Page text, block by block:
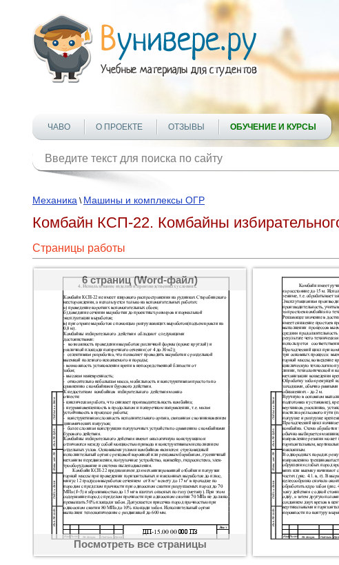
ЧАВО О ПРОЕКТЕ ОТЗЫВЫ ОБУЧЕНИЕ И КУРСЫ
Механика \ Машины и комплексы ОГР
Комбайн КСП-22. Комбайны
Страницы работы
6 страниц (Word-файл)
Посмотреть все страницы